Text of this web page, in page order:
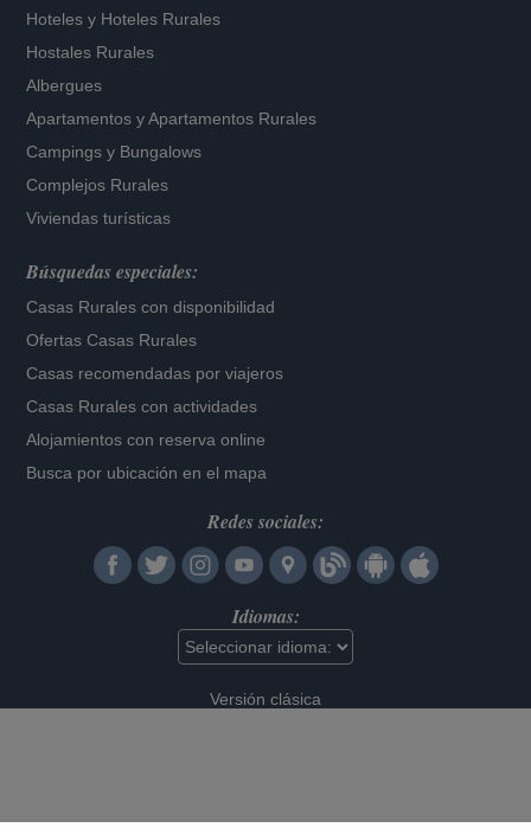
Hoteles y Hoteles Rurales
Hostales Rurales
Albergues
Apartamentos yApartamentos Rurales
Campings y Bungalows
Complejos Rurales
Viviendas turísticas
Búsquedas especiales:
Casas Rurales con disponibilidad
Ofertas Casas Rurales
Casas recomendadas por viajeros
Casas Rurales con actividades
Alojamientos con reserva online
Busca por ubicación en el mapa
Redes sociales:
Idiomas:
Versión clásica